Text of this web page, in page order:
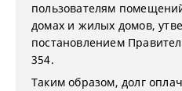
пользователям
домах и жилых домов,
постановлением
354.
Таким образом, долг